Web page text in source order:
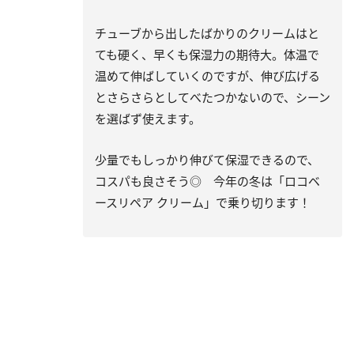
チューブから出したばかりのクリームはと
ても硬く、早くも保湿力の期待大。体温で
温めて伸ばしていくのですが、伸び広げる
とさらさらとしてべたつかないので、シーン
を選ばず使えます。
少量でもしっかり伸びて保湿できるので、
コスパも良さそう◎ 今年の冬は「ロコベ
ースリペア クリーム」で乗り切ります！